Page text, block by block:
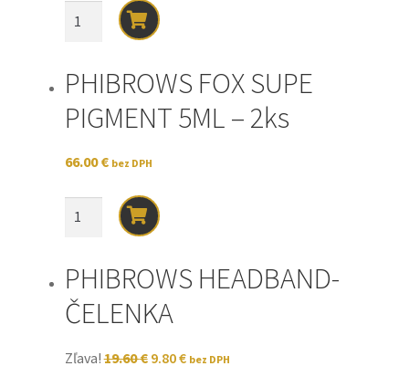
was:
2.70 €.
množstvo
AFTER
5/1
PHIBROWS FOX SUPE
PIGMENT 5ML – 2ks
66.00€ bez DPH
množstvo
PHIBROWS
SUPE
PIGMENT
5ML
2ks
PHIBROWS HEADBAND-
ČELENKA
Zľava!19.60€ Original
9.80€Current
bez DPH